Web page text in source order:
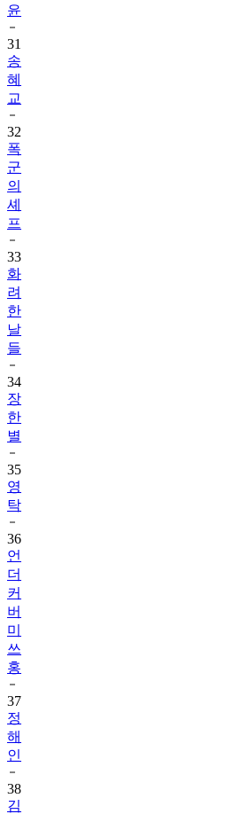
윤
31
송
혜
교
32
폭
군
의
셰
프
33
화
려
한
날
들
34
장
한
별
35
영
탁
36
언
더
커
버
미
쓰
홍
37
정
해
인
38
김